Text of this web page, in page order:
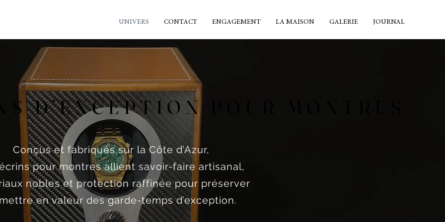
UNIVERS CONTACT ENGAGEMENT LA MAISON GALERIE JOURNAL
D’EXCEPTION POUR MONTRES
D’EXCEPTION POUR MONTRES
Conçus et fabriqués sur la Côte d’Azur,
pour montres allient savoir-faire artisanal,
nobles et protection raffinée pour préserver
en valeur des garde-temps d’exception.